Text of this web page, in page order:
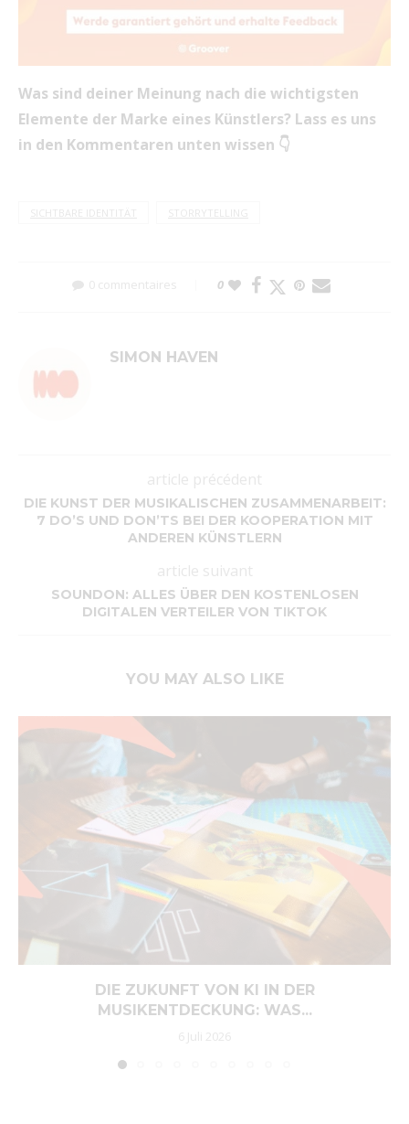
Was sind deiner Meinung nach die wichtigsten
Elemente der Marke eines Künstlers? Lass es uns
in den Kommentaren unten wissen 👇
SICHTBARE IDENTITÄT STORRYTELLING
0 commentaires 0
SIMON HAVEN
article précédent
DIE KUNST DER MUSIKALISCHEN ZUSAMMENARBEIT:
7 DO’S UND DON’TS BEI DER KOOPERATION MIT
ANDEREN KÜNSTLERN
article suivant
SOUNDON: ALLES ÜBER DEN KOSTENLOSEN
DIGITALEN VERTEILER VON TIKTOK
YOU MAY ALSO LIKE
DIE ZUKUNFT VON KI IN DER
MUSIKENTDECKUNG: WAS...
6 Juli 2026